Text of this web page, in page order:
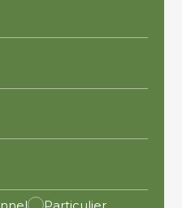
Particulier